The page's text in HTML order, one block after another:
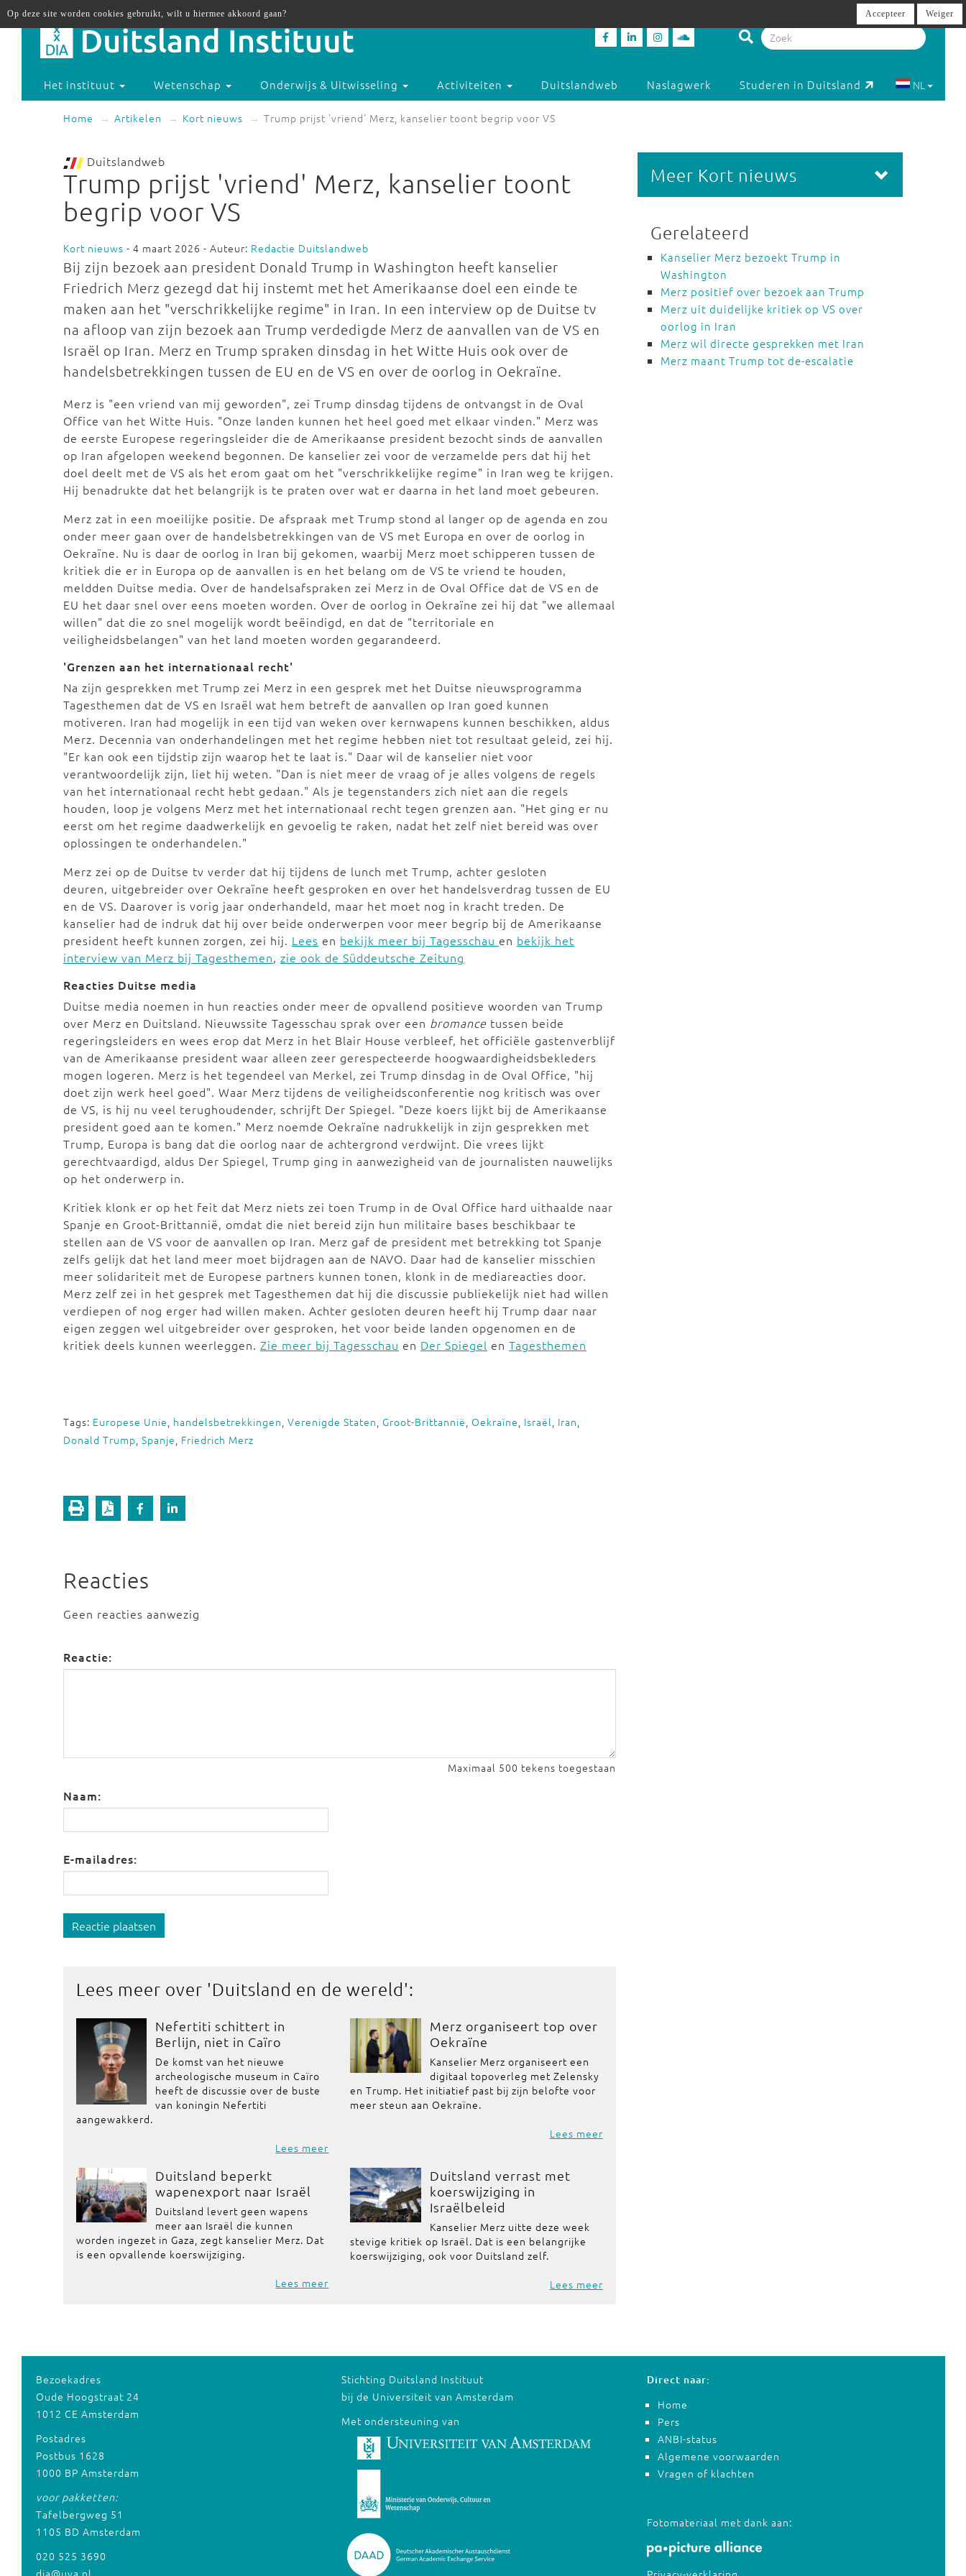
Het instituut Wetenschap Onderwijs & Uitwisseling Activiteiten Duitslandweb Naslagwerk Studeren in Duitsland NL
Home Artikelen Kort nieuws Trump prijst 'vriend' Merz, kanselier toont begrip voor VS
Duitslandweb
Trump prijst 'vriend' Merz, kanselier toont
begrip voor VS
Kort nieuws - 4 maart 2026 - Auteur: Redactie Duitslandweb
Bij zijn bezoek aan president Donald Trump in Washington heeft kanselier
Friedrich Merz gezegd dat hij instemt met het Amerikaanse doel een einde te
maken aan het "verschrikkelijke regime" in Iran. In een interview op de Duitse tv
na afloop van zijn bezoek aan Trump verdedigde Merz de aanvallen van de VS en
Israël op Iran. Merz en Trump spraken dinsdag in het Witte Huis ook over de
handelsbetrekkingen tussen de EU en de VS en over de oorlog in Oekraïne.
Merz is "een vriend van mij geworden", zei Trump dinsdag tijdens de ontvangst in de Oval
Office van het Witte Huis. "Onze landen kunnen het heel goed met elkaar vinden." Merz was
de eerste Europese regeringsleider die de Amerikaanse president bezocht sinds de aanvallen
op Iran afgelopen weekend begonnen. De kanselier zei voor de verzamelde pers dat hij het
doel deelt met de VS als het erom gaat om het "verschrikkelijke regime" in Iran weg te krijgen.
Hij benadrukte dat het belangrijk is te praten over wat er daarna in het land moet gebeuren.
Merz zat in een moeilijke positie. De afspraak met Trump stond al langer op de agenda en zou
onder meer gaan over de handelsbetrekkingen van de VS met Europa en over de oorlog in
Oekraïne. Nu is daar de oorlog in Iran bij gekomen, waarbij Merz moet schipperen tussen de
kritiek die er in Europa op de aanvallen is en het belang om de VS te vriend te houden,
meldden Duitse media. Over de handelsafspraken zei Merz in de Oval Office dat de VS en de
EU het daar snel over eens moeten worden. Over de oorlog in Oekraïne zei hij dat "we allemaal
willen" dat die zo snel mogelijk wordt beëindigd, en dat de "territoriale en
veiligheidsbelangen" van het land moeten worden gegarandeerd.
'Grenzen aan het internationaal recht'
Na zijn gesprekken met Trump zei Merz in een gesprek met het Duitse nieuwsprogramma
Tagesthemen dat de VS en Israël wat hem betreft de aanvallen op Iran goed kunnen
motiveren. Iran had mogelijk in een tijd van weken over kernwapens kunnen beschikken, aldus
Merz. Decennia van onderhandelingen met het regime hebben niet tot resultaat geleid, zei hij.
"Er kan ook een tijdstip zijn waarop het te laat is." Daar wil de kanselier niet voor
verantwoordelijk zijn, liet hij weten. "Dan is niet meer de vraag of je alles volgens de regels
van het internationaal recht hebt gedaan." Als je tegenstanders zich niet aan die regels
houden, loop je volgens Merz met het internationaal recht tegen grenzen aan. "Het ging er nu
eerst om het regime daadwerkelijk en gevoelig te raken, nadat het zelf niet bereid was over
oplossingen te onderhandelen."
Merz zei op de Duitse tv verder dat hij tijdens de lunch met Trump, achter gesloten
deuren, uitgebreider over Oekraïne heeft gesproken en over het handelsverdrag tussen de EU
en de VS. Daarover is vorig jaar onderhandeld, maar het moet nog in kracht treden. De
kanselier had de indruk dat hij over beide onderwerpen voor meer begrip bij de Amerikaanse
president heeft kunnen zorgen, zei hij. Lees en bekijk meer bij Tagesschau en bekijk het
interview van Merz bij Tagesthemen, zie ook de Süddeutsche Zeitung
Reacties Duitse media
Duitse media noemen in hun reacties onder meer de opvallend positieve woorden van Trump
over Merz en Duitsland. Nieuwssite Tagesschau sprak over een bromance tussen beide
regeringsleiders en wees erop dat Merz in het Blair House verbleef, het officiële gastenverblijf
van de Amerikaanse president waar alleen zeer gerespecteerde hoogwaardigheidsbekleders
mogen logeren. Merz is het tegendeel van Merkel, zei Trump dinsdag in de Oval Office, "hij
doet zijn werk heel goed". Waar Merz tijdens de veiligheidsconferentie nog kritisch was over
de VS, is hij nu veel terughoudender, schrijft Der Spiegel. "Deze koers lijkt bij de Amerikaanse
president goed aan te komen." Merz noemde Oekraïne nadrukkelijk in zijn gesprekken met
Trump, Europa is bang dat die oorlog naar de achtergrond verdwijnt. Die vrees lijkt
gerechtvaardigd, aldus Der Spiegel, Trump ging in aanwezigheid van de journalisten nauwelijks
op het onderwerp in.
Kritiek klonk er op het feit dat Merz niets zei toen Trump in de Oval Office hard uithaalde naar
Spanje en Groot-Brittannië, omdat die niet bereid zijn hun militaire bases beschikbaar te
stellen aan de VS voor de aanvallen op Iran. Merz gaf de president met betrekking tot Spanje
zelfs gelijk dat het land meer moet bijdragen aan de NAVO. Daar had de kanselier misschien
meer solidariteit met de Europese partners kunnen tonen, klonk in de mediareacties door.
Merz zelf zei in het gesprek met Tagesthemen dat hij die discussie publiekelijk niet had willen
verdiepen of nog erger had willen maken. Achter gesloten deuren heeft hij Trump daar naar
eigen zeggen wel uitgebreider over gesproken, het voor beide landen opgenomen en de
kritiek deels kunnen weerleggen. Zie meer bij Tagesschau en Der Spiegel en Tagesthemen
Tags: Europese Unie, handelsbetrekkingen, Verenigde Staten, Groot-Brittannië, Oekraïne, Israël, Iran,
Donald Trump, Spanje, Friedrich Merz
Reacties
Geen reacties aanwezig
Reactie:
Maximaal 500 tekens toegestaan
Naam:
E-mailadres:
Reactie plaatsen
Lees meer over 'Duitsland en de wereld':
Nefertiti schittert in
Berlijn, niet in Caïro
De komst van het nieuwe
archeologische museum in Caïro
heeft de discussie over de buste
van koningin Nefertiti
aangewakkerd.
Lees meer
Merz organiseert top over
Oekraïne
Kanselier Merz organiseert een
digitaal topoverleg met Zelensky
en Trump. Het initiatief past bij zijn belofte voor
meer steun aan Oekraïne.
Lees meer
Duitsland beperkt
wapenexport naar Israël
Duitsland levert geen wapens
meer aan Israël die kunnen
worden ingezet in Gaza, zegt kanselier Merz. Dat
is een opvallende koerswijziging.
Lees meer
Duitsland verrast met
koerswijziging in
Israëlbeleid
Kanselier Merz uitte deze week
stevige kritiek op Israël. Dat is een belangrijke
koerswijziging, ook voor Duitsland zelf.
Lees meer
Meer Kort nieuws
Gerelateerd
Kanselier Merz bezoekt Trump in
Washington
Merz positief over bezoek aan Trump
Merz uit duidelijke kritiek op VS over
oorlog in Iran
Merz wil directe gesprekken met Iran
Merz maant Trump tot de-escalatie
Bezoekadres
Oude Hoogstraat 24
1012 CE Amsterdam
Postadres
Postbus 1628
1000 BP Amsterdam
voor pakketten:
Tafelbergweg 51
1105 BD Amsterdam
020 525 3690
dia@uva.nl
Stichting Duitsland Instituut
bij de Universiteit van Amsterdam
Met ondersteuning van
Direct naar:
Home
Pers
ANBI-status
Algemene voorwaarden
Vragen of klachten
Fotomateriaal met dank aan:
Op deze site worden cookies gebruikt, wilt u hiermee akkoord gaan? Accepteer Weiger